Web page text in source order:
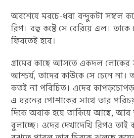
অবশেষে মরচে-ধরা বন্দুকটা সম্বল
রিপ। বহু কষ্টে সে বেরিয়ে এল।
ফিরতেই হবে।
গ্রামের কাছে আসতে একদল লোকের
আশ্চর্য, তাদের কাউকে সে চেনে না।
কতই না পরিচিত। এদের
এ ধরনের পোশাকের সাথে তার
দিকে অবাক হয়ে তাকিয়ে আছে, আর
বুলাচ্ছে। ওদের দেখাদেখি রিপও